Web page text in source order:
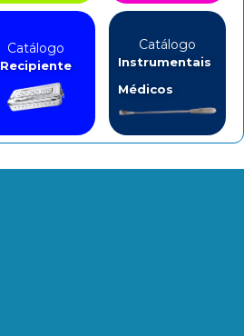
Catálogo
Recipiente
Catálogo
Instrumentais
Médicos